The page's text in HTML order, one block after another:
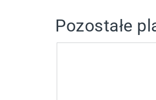
Pozostałe